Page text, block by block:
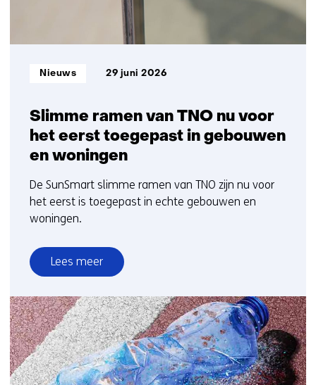
Slimme ramen van TNO nu voor
het eerst toegepast in gebouwen
en woningen
Informatietype:
Nieuws 29 juni 2026
De SunSmart slimme ramen van TNO zijn nu voor
het eerst is toegepast in echte gebouwen en
woningen.
Lees meer
over
Slimme
ramen
van
TNO
nu
voor